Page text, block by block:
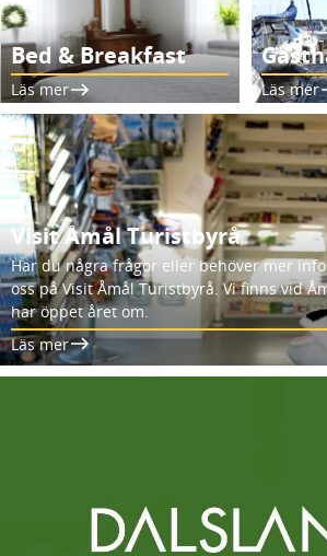
Bed & Breakfast
Läs mer Läs mer
Visit Åmål Turistbyrå
Har du några frågor eller behöver mer
oss på Visit Åmål Turistbyrå. Vi finns vid
har öppet året om.
Läs mer